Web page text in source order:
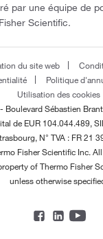
par une équipe de
Scientific.
du site web
Politique
Utilisation des cookies
Boulevard Sébastien
de EUR 104.044.489,
N° TVA : FR 21
Fisher Scientific Inc.
of Thermo Fisher
unless otherwise